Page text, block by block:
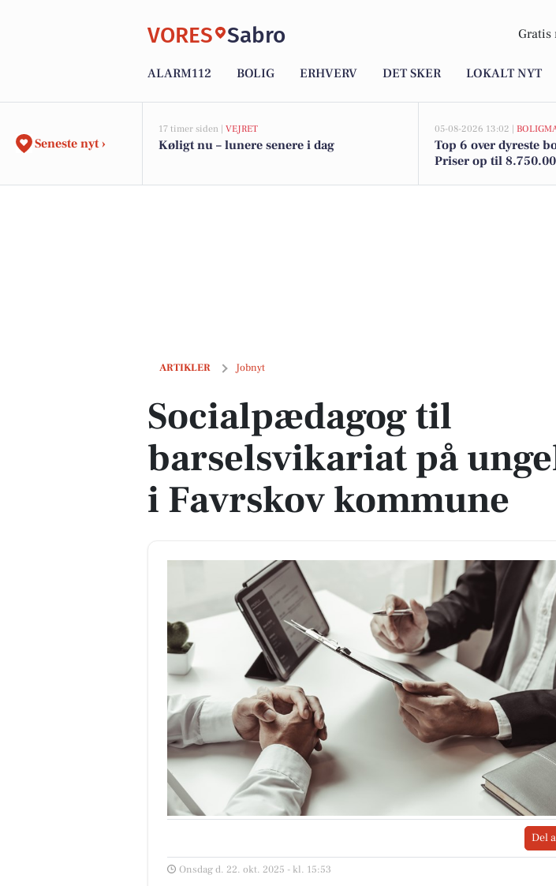
VORES Sabro Gratis
ALARM112 BOLIG ERHVERV DET SKER LOKALT NYT
Seneste nyt ›
17 timer siden | VEJRET
Køligt nu – lunere senere i dag
05-08-2026 13:02 |
Top 6 over dyreste
Priser op til
ARTIKLER Jobnyt
Socialpædagog til barselsvikariat på ungehjem i Favrskov kommune
Socialpædagog til
barselsvikariat på
i Favrskov kommune
Del
Onsdag d. 22. okt. 2025 - kl. 15:53